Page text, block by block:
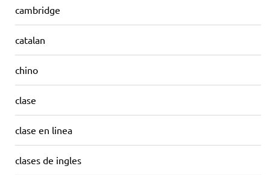
cambridge
catalan
chino
clase
clase en linea
clases de ingles